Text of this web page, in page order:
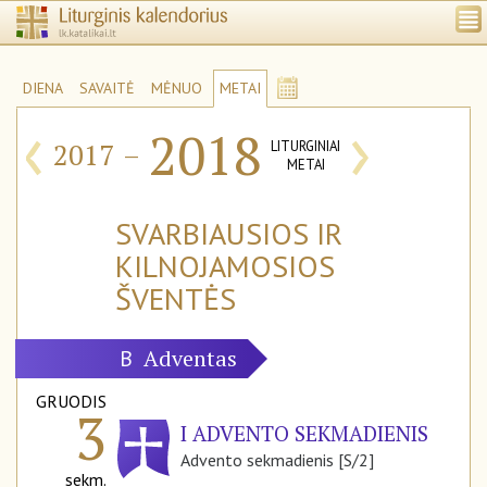
DIENA SAVAITĖ MĖNUO METAI
‹ 2017 – 2018 LITURGINIAI
METAI
›
SVARBIAUSIOS IR
KILNOJAMOSIOS
ŠVENTĖS
B Adventas
GRUODIS
3
sekm.
I ADVENTO SEKMADIENIS
Advento sekmadienis [S/2]